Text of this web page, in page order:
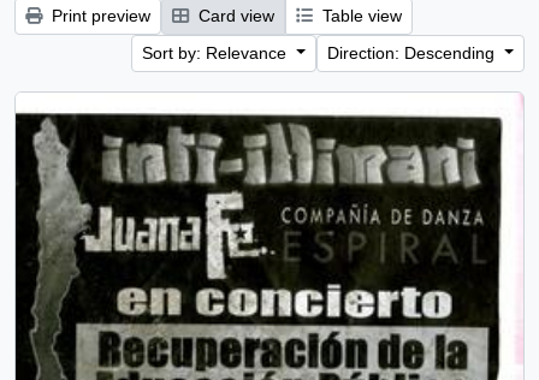
Print preview Card view
Table view
Sort by: Relevance
Direction: Descending